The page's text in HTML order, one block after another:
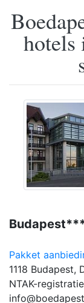
hotels
Pakket
1118 Budapest,
NTAK-